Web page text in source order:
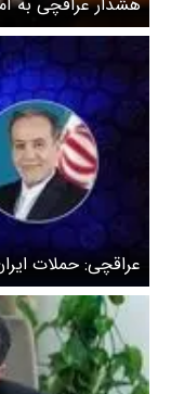
عراقچی: حملات
می‌دهد